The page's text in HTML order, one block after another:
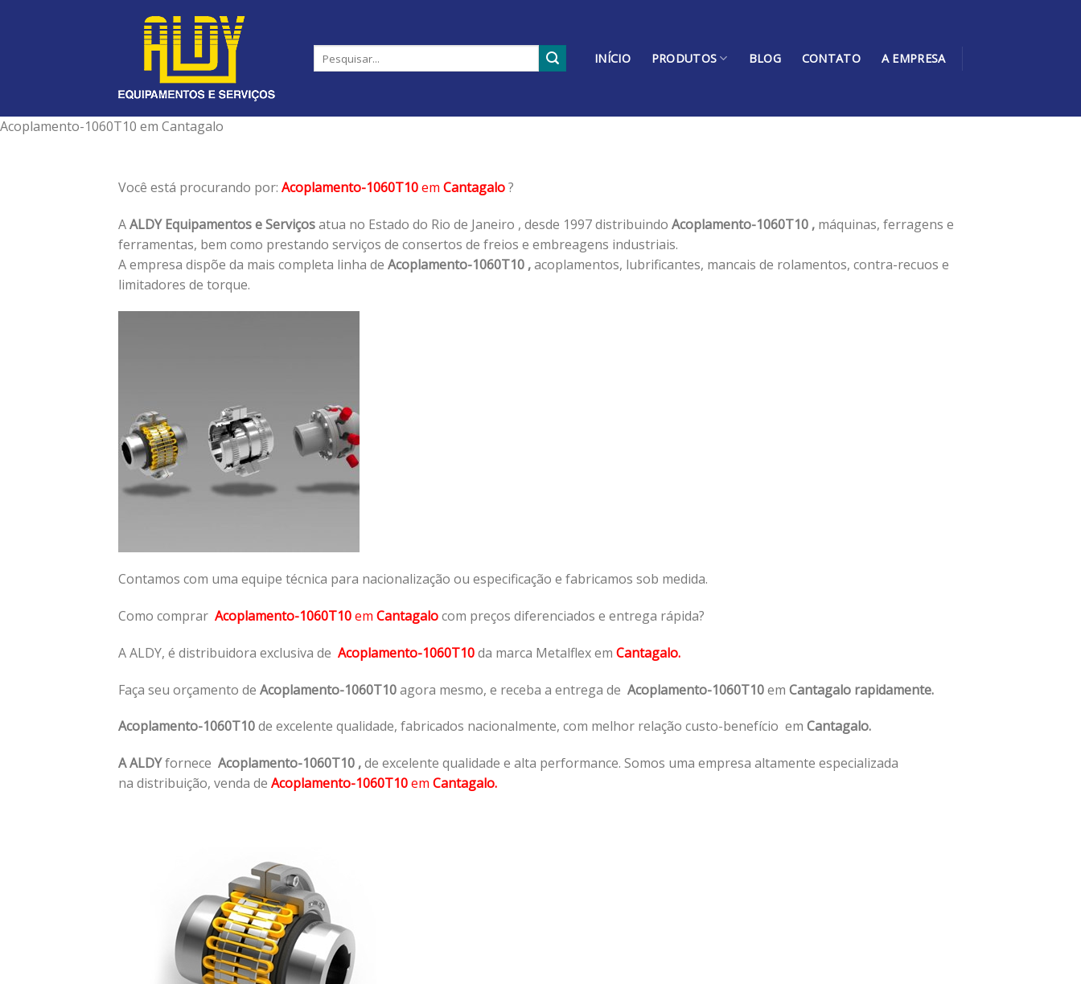
INÍCIO PRODUTOS BLOG CONTATO A EMPRESA
Acoplamento-1060T10 em Cantagalo
Você está procurando por: Acoplamento-1060T10em Cantagalo?
AALDY Equipamentos e Serviçosatua no Estado do Rio de Janeiro , desde 1997 distribuindo Acoplamento-1060T10 , máquinas, ferragens e
ferramentas, bem como prestando serviços de consertos de freios e embreagens industriais.
A empresa dispõe da mais completa linha de Acoplamento-1060T10 ,acoplamentos, lubrificantes, mancais de rolamentos, contra-recuos e
limitadores de torque.
Contamos com uma equipe técnica para nacionalização ou especificação e fabricamos sob medida.
Como comprar Acoplamento-1060T10em Cantagalocom preços diferenciados e entrega rápida?
A ALDY, é distribuidora exclusiva de Acoplamento-1060T10da marca Metalflex em Cantagalo.
Faça seu orçamento de Acoplamento-1060T10agora mesmo, e receba a entrega de Acoplamento-1060T10em Cantagalo rapidamente.
Acoplamento-1060T10de excelente qualidade, fabricados nacionalmente, com melhor relação custo-benefício em Cantagalo.
A ALDYfornece Acoplamento-1060T10 ,de excelente qualidade e alta performance. Somos uma empresa altamente especializada
na distribuição, venda de Acoplamento-1060T10em Cantagalo.